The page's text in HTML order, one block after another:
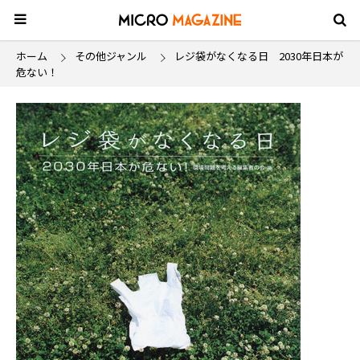
ホーム その他ジャンル
レジ袋がなくなる日 2030年日本が
危ない！